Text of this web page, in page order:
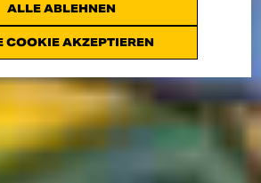
ALLE ABLEHNEN
COOKIE AKZEPTIEREN